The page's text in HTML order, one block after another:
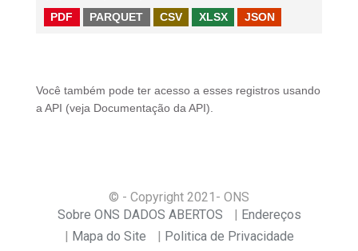
PDF PARQUET CSV XLSX JSON
Você também pode ter acesso a esses registros usando
a API (veja Documentação da API ).
© - Copyright 2021 - ONS
Sobre ONS DADOS ABERTOS
Endereços
Mapa do Site
Politica de Privacidade